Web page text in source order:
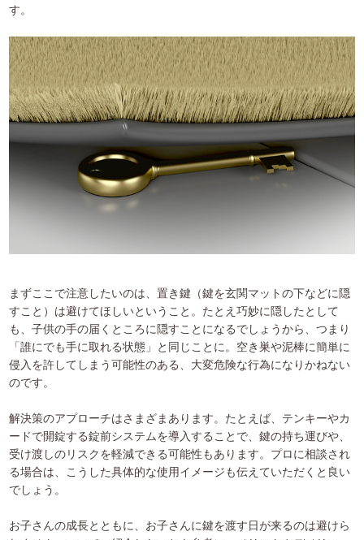
す。
まずここで注意したいのは、置き鍵（鍵を玄関マットの下などに隠
すこと）は避けてほしいということ。たとえ巧妙に隠したとして
も、子供の手の届くところに隠すことになるでしょうから、つまり
「誰にでも手に取れる状態」と同じことに。空き巣や泥棒に簡単に
侵入を許してしまう可能性のある、大変危険な行為になりかねない
のです。
解決策のアプローチはさまざまあります。たとえば、テンキーやカ
ードで開錠する錠前システムを導入することで、鍵の持ち運びや、
受け渡しのリスクを軽減できる可能性もあります。プロに相談され
る場合は、こうした具体的な使用イメージも伝えていただくと良い
でしょう。
お子さんの成長とともに、お子さんに鍵を渡す日が来るのは避けら